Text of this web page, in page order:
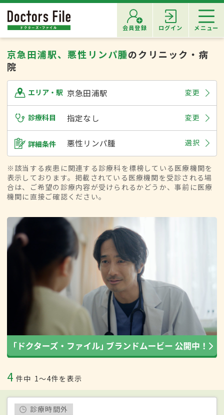
会員登録 ログイン メニュー
京急田浦駅、悪性リンパ腫のクリニック・病
院
エリア・駅 京急田浦駅 変更
診療科目 指定なし 変更
詳細条件 悪性リンパ腫 選択
※該当する疾患に関連する診療科を標榜している医療機関を
表示しております。掲載されている医療機関を受診される場
合は、ご希望の診療内容が受けられるかどうか、事前に医療
機関に直接ご確認ください。
4 件中 1〜4件を表示
診療時間外